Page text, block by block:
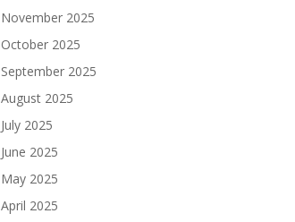
November 2025
October 2025
September 2025
August 2025
July 2025
June 2025
May 2025
April 2025